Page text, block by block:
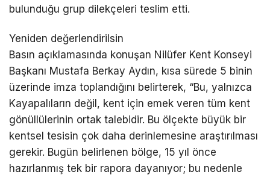
bulunduğu grup dilekçeleri teslim etti.
Yeniden değerlendirilsin
Basın açıklamasında konuşan Nilüfer Kent Konseyi
Başkanı Mustafa Berkay Aydın, kısa sürede 5 binin
üzerinde imza toplandığını belirterek, “Bu, yalnızca
Kayapalıların değil, kent için emek veren tüm kent
gönüllülerinin ortak talebidir. Bu ölçekte büyük bir
kentsel tesisin çok daha derinlemesine araştırılması
gerekir. Bugün belirlenen bölge, 15 yıl önce
hazırlanmış tek bir rapora dayanıyor; bu nedenle